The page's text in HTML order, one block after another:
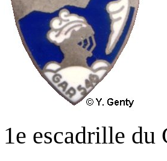
1e escadrille du